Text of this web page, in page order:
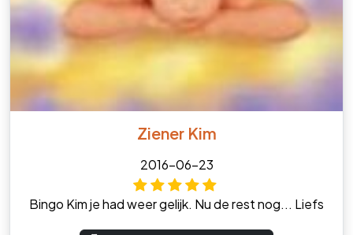
Ziener Kim
2016-06-23
Bingo Kim je had weer gelijk. Nu de rest nog... Liefs